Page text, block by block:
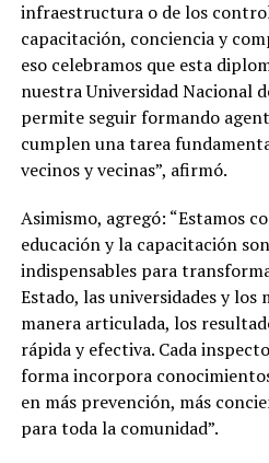
infraestructura o de los
capacitación, conciencia y
eso celebramos que esta
nuestra Universidad Nacional
permite seguir formando
cumplen una tarea
vecinos y vecinas”, afirmó.
Asimismo, agregó: “Estamos
educación y la capacitación
indispensables para
Estado, las universidades y
manera articulada, los
rápida y efectiva. Cada
forma incorpora
en más prevención, más
para toda la comunidad”.